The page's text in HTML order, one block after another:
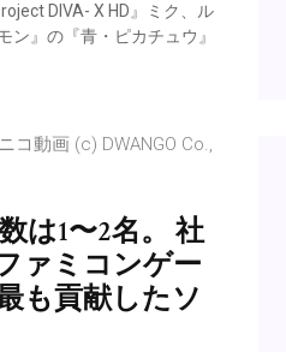
DIVA- X HD』ミク、ル
ン』の『青・ピカチュウ』
コ動画 (c) DWANGO Co.,
は1〜2名。 社
ァミコンゲー
も貢献したソ